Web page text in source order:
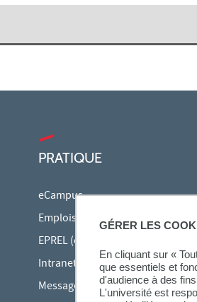
GÉRER LES
En cliquant sur «
que essentiels et
d'audience à des
L'université est
PRATIQUE
eCampus
Emplois du temps en ligne
EPREL (cours en ligne)
Intranet des personnels
Messagerie étudiante